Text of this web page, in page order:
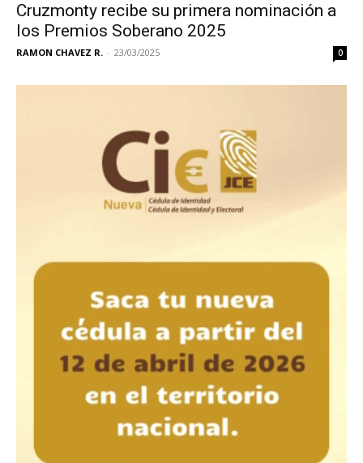
Cruzmonty recibe su primera nominación a
los Premios Soberano 2025
RAMON CHAVEZ R. - 23/03/2025 0